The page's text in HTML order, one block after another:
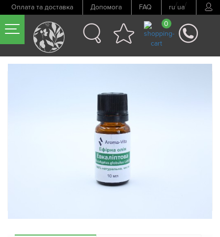
Оплата та доставка Допомога FAQ ru/ua/
0
Попередній товар Наступний товар